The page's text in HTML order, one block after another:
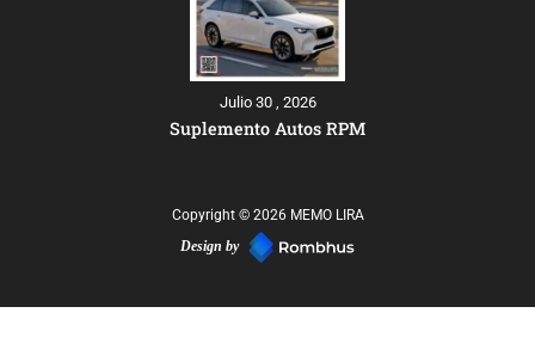
Julio 30 , 2026
Suplemento Autos RPM
Copyright © 2026 MEMO LIRA
Design by